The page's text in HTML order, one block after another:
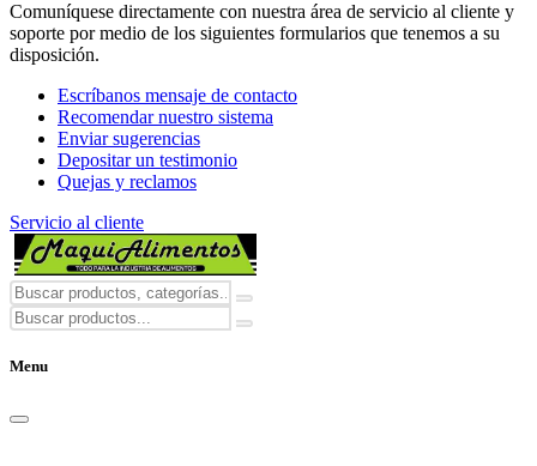
Comuníquese directamente con nuestra área de servicio al cliente y
soporte por medio de los siguientes formularios que tenemos a su
disposición.
Escríbanos mensaje de contacto
Recomendar nuestro sistema
Enviar sugerencias
Depositar un testimonio
Quejas y reclamos
Servicio al cliente
Menu